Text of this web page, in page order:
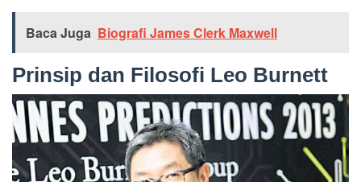
Baca Juga Biografi James Clerk Maxwell
Prinsip dan Filosofi Leo Burnett